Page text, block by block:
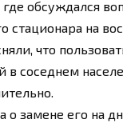
обсуждался
стационара на
что
в соседнем
о замене его на